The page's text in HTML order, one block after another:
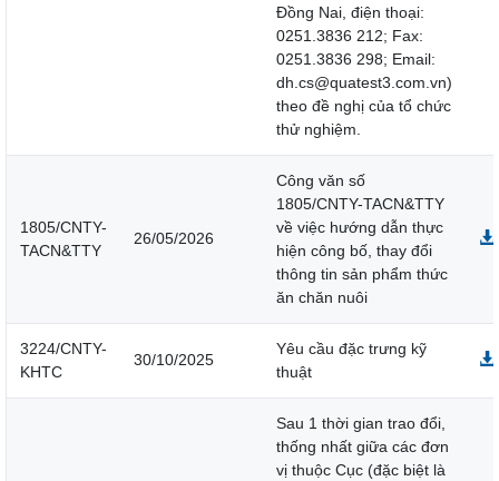
Đồng Nai, điện thoại:
0251.3836 212; Fax:
0251.3836 298; Email:
dh.cs@quatest3.com.vn)
theo đề nghị của tổ chức
thử nghiệm.
1805/CNTY-
TACN&TTY
26/05/2026
Công văn số
1805/CNTY-TACN&TTY
về việc hướng dẫn thực
hiện công bố, thay đổi
thông tin sản phẩm thức
ăn chăn nuôi
3224/CNTY-
KHTC
30/10/2025
Yêu cầu đặc trưng kỹ
thuật
Sau 1 thời gian trao đổi,
thống nhất giữa các đơn
vị thuộc Cục (đặc biệt là